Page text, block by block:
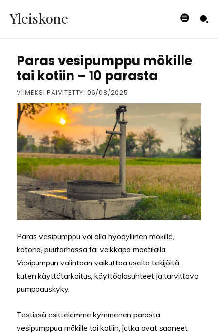
Yleiskone
PUUTARHA
Paras vesipumppu mökille
tai kotiin – 10 parasta
VIIMEKSI PÄIVITETTY: 06/08/2025
Paras vesipumppu voi olla hyödyllinen mökillä,
kotona, puutarhassa tai vaikkapa maatilalla.
Vesipumpun valintaan vaikuttaa useita tekijöitä,
kuten käyttötarkoitus, käyttöolosuhteet ja tarvittava
pumppauskyky.
Testissä esittelemme kymmenen parasta
vesipumppua mökille tai kotiin, jotka ovat saaneet